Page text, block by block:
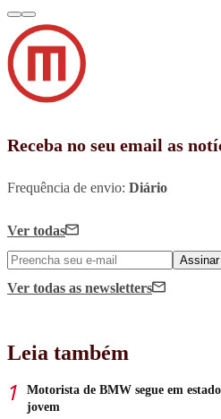
Receba no seu email as
Frequência de envio: Diário
Ver todas
Assinar
Ver todas as newsletters
Leia também
Motorista de BMW segue em
jovem